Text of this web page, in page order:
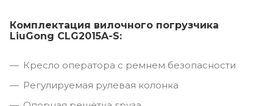
Комплектация вилочного погрузчика
LiuGong CLG2015A-S:
Кресло оператора с ремнем безопасности
Регулируемая рулевая колонка